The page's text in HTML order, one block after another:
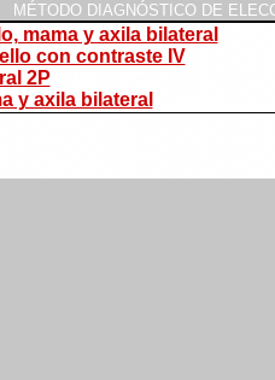
MÉTODO DIAGNÓSTICO DE
mama y axila bilateral
con contraste IV
2P
y axila bilateral